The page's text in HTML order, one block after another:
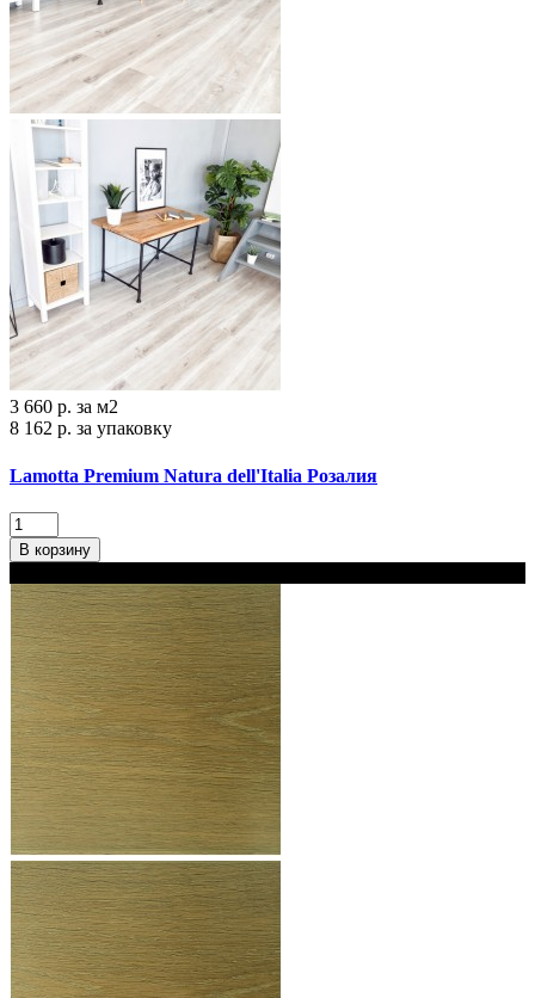
3 660 р. за м2
8 162 р. за упаковку
Lamotta Premium Natura dell'Italia Розалия
В корзину